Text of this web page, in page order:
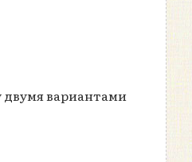
вариантами